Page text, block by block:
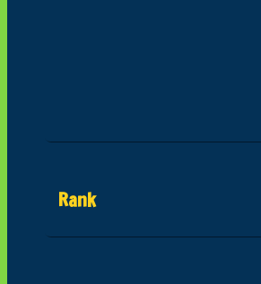
Rank